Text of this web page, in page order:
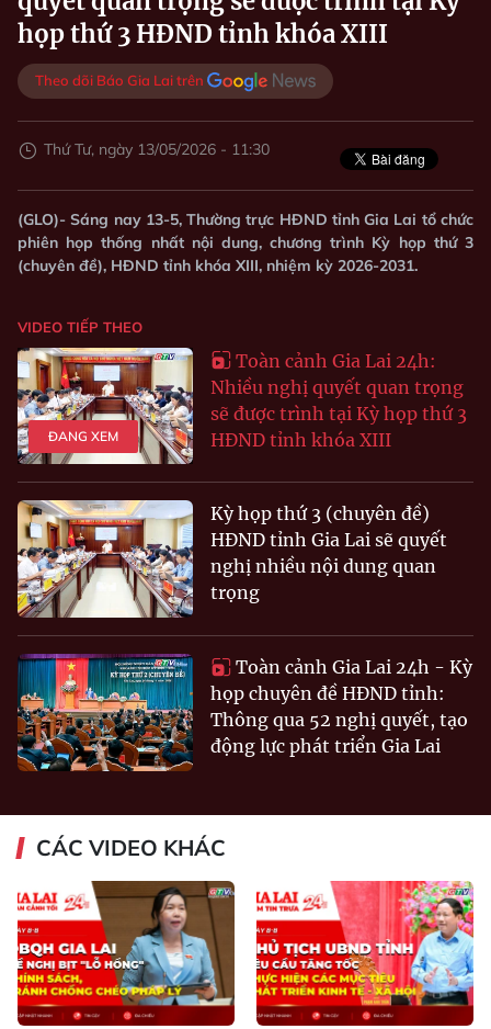
họp thứ 3 HĐND tỉnh khóa XIII
Theo dõi Báo Gia Lai trên
Thứ Tư, ngày 13/05/2026 - 11:30
(GLO)- Sáng nay 13-5, Thường trực HĐND tỉnh Gia Lai tổ chức
phiên họp thống nhất nội dung, chương trình Kỳ họp thứ 3
(chuyên đề), HĐND tỉnh khóa XIII, nhiệm kỳ 2026-2031.
VIDEO TIẾP THEO
ĐANG XEM
Toàn cảnh Gia Lai 24h:
Nhiều nghị quyết quan trọng
sẽ được trình tại Kỳ họp thứ 3
HĐND tỉnh khóa XIII
Kỳ họp thứ 3 (chuyên đề)
HĐND tỉnh Gia Lai sẽ quyết
nghị nhiều nội dung quan
trọng
Toàn cảnh Gia Lai 24h - Kỳ
họp chuyên đề HĐND tỉnh:
Thông qua 52 nghị quyết, tạo
động lực phát triển Gia Lai
CÁC VIDEO KHÁC